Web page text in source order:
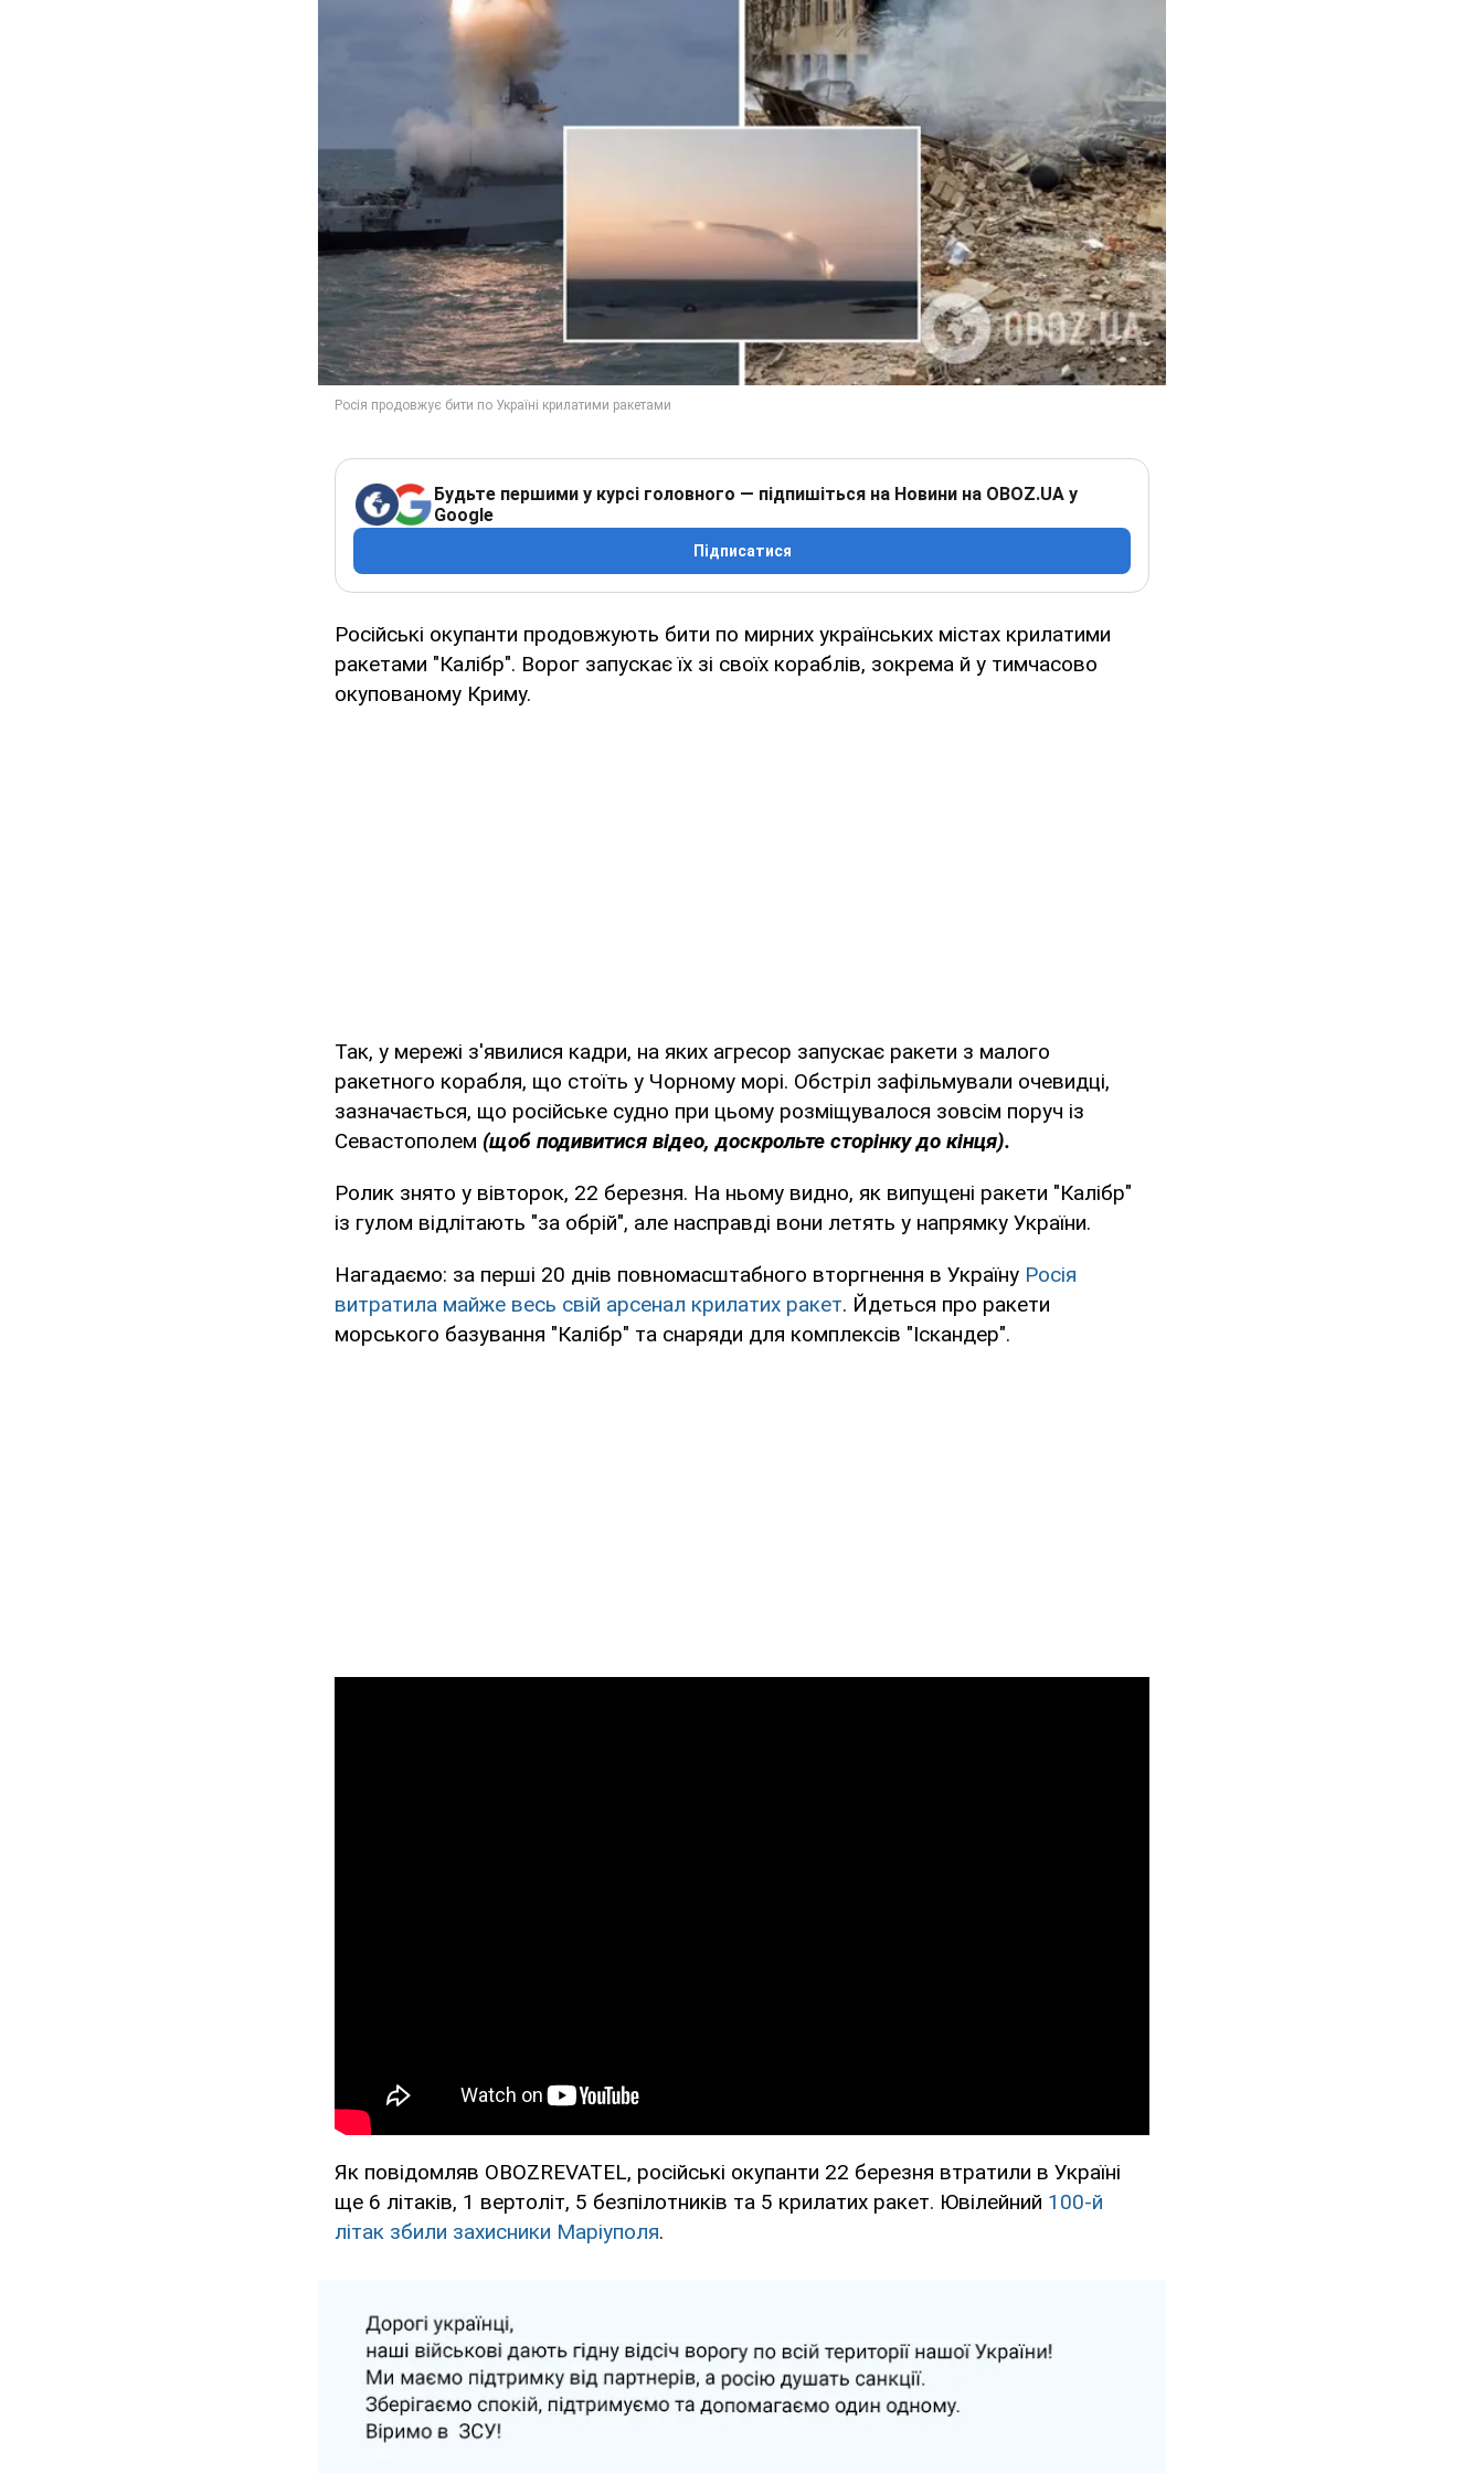
Будьте першими у курсі головного — підпишіться на Новини на OBOZ.UA у
Google
Підписатися
Російські окупанти продовжують бити по мирних українських містах крилатими
ракетами "Калібр". Ворог запускає їх зі своїх кораблів, зокрема й у тимчасово
окупованому Криму.
Так, у мережі з'явилися кадри, на яких агресор запускає ракети з малого
ракетного корабля, що стоїть у Чорному морі. Обстріл зафільмували очевидці,
зазначається, що російське судно при цьому розміщувалося зовсім поруч із
Севастополем (щоб подивитися відео, доскрольте сторінку до кінця).
Ролик знято у вівторок, 22 березня. На ньому видно, як випущені ракети "Калібр"
із гулом відлітають "за обрій", але насправді вони летять у напрямку України.
Нагадаємо: за перші 20 днів повномасштабного вторгнення в Україну Росія
витратила майже весь свій арсенал крилатих ракет. Йдеться про ракети
морського базування "Калібр" та снаряди для комплексів "Іскандер".
Як повідомляв OBOZREVATEL, російські окупанти 22 березня втратили в Україні
ще 6 літаків, 1 вертоліт, 5 безпілотників та 5 крилатих ракет. Ювілейний 100-й
літак збили захисники Маріуполя.